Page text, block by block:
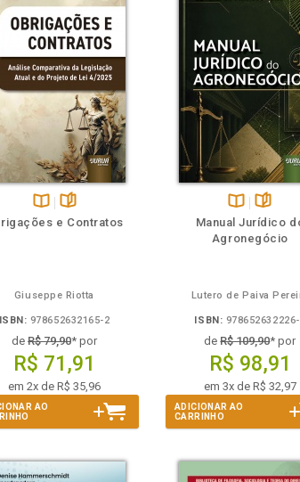
Disponível
páginas
e Contratos
Giuseppe Riotta
ISBN: 978652632165-2
de R$ 79,90* por
R$ 71,91
em 2x de R$ 35,96
AO
Disponível
na
páginas
Manual Jurídico
Agronegócio
Lutero de Paiva
ISBN:
deR$ 109,90* por
R$ 98,91
em 3x de R$ 32,97
ADICIONAR AO
CARRINHO
Folheie
Folheie